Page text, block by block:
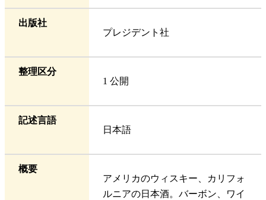
出版社
プレジデント社
整理区分
1 公開
記述言語
日本語
概要
アメリカのウィスキー、カリフォ
ルニアの日本酒。バーボン、ワイ